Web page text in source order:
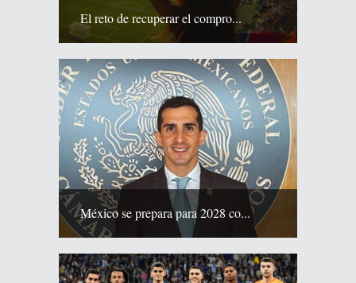
El reto de recuperar el compro...
México se prepara para 2028 co...